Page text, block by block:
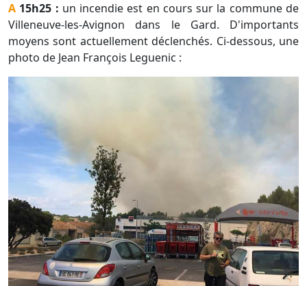
A 15h25 : un incendie est en cours sur la commune de
Villeneuve-les-Avignon dans le Gard. D'importants
moyens sont actuellement déclenchés. Ci-dessous, une
photo de Jean François Leguenic :